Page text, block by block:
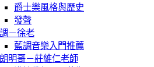
爵士樂風格與歷史
發聲
－徐老
藍調音樂入門推薦
明哥－莊維仁老師